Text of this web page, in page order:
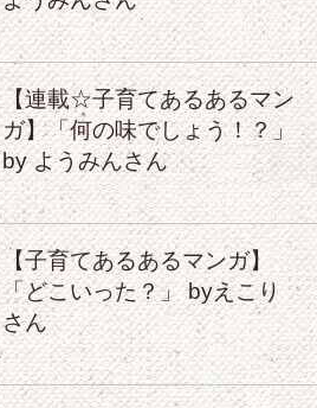
【連載☆子育てあるあるマン
ガ】「何の味でしょう！？」
by ようみんさん
【子育てあるあるマンガ】
「どこいった？」 byえこり
さん